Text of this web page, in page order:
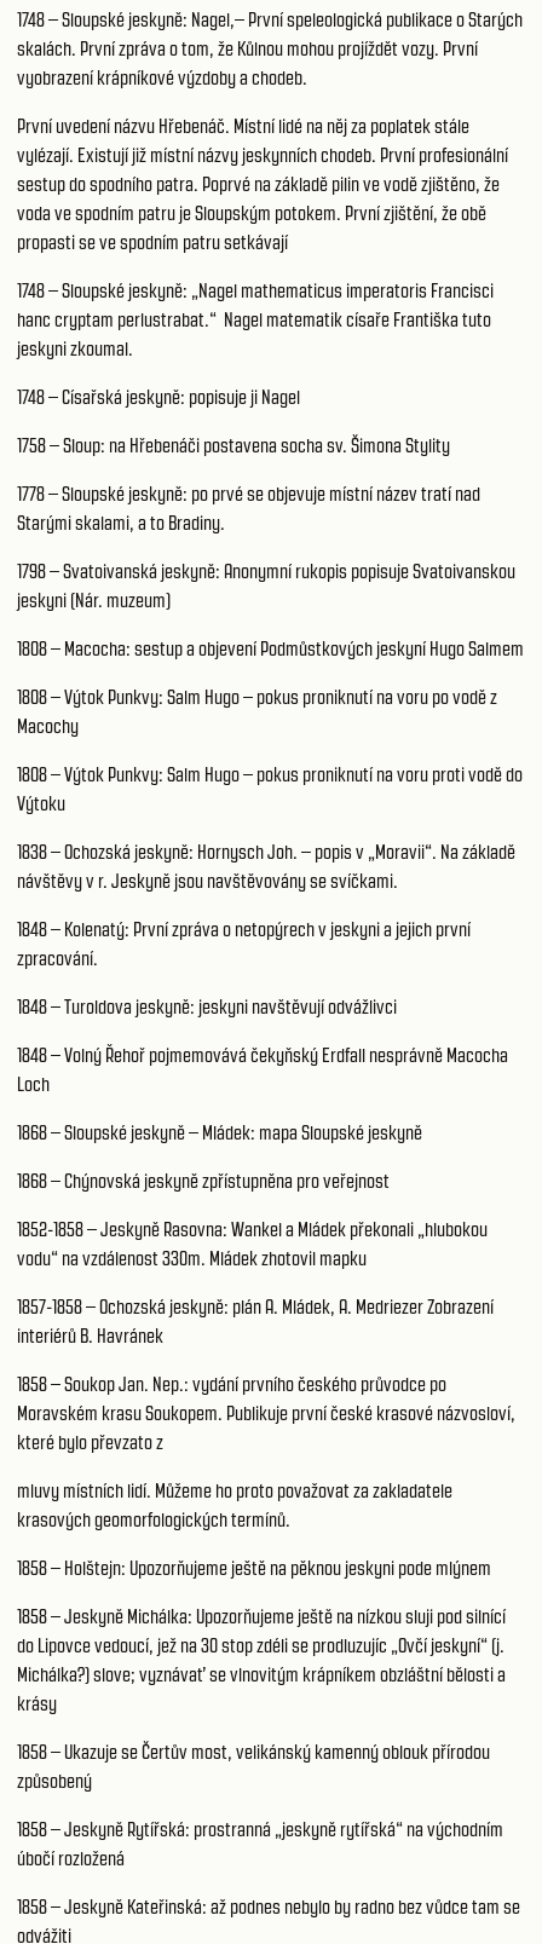
1748 – Sloupské jeskyně: Nagel,– První speleologická publikace o Starých
skalách. První zpráva o tom, že Kůlnou mohou projíždět vozy. První
vyobrazení krápníkové výzdoby a chodeb.
První uvedení názvu Hřebenáč. Místní lidé na něj za poplatek stále
vylézají. Existují již místní názvy jeskynních chodeb. První profesionální
sestup do spodního patra. Poprvé na základě pilin ve vodě zjištěno, že
voda ve spodním patru je Sloupským potokem. První zjištění, že obě
propasti se ve spodním patru setkávají
1748 – Sloupské jeskyně: „Nagel mathematicus imperatoris Francisci
hanc cryptam perlustrabat.“ Nagel matematik císaře Františka tuto
jeskyni zkoumal.
1748 – Císařská jeskyně: popisuje ji Nagel
1758 – Sloup: na Hřebenáči postavena socha sv. Šimona Stylity
1778 – Sloupské jeskyně: po prvé se objevuje místní název tratí nad
Starými skalami, a to Bradiny.
1798 – Svatoivanská jeskyně: Anonymní rukopis popisuje Svatoivanskou
jeskyni (Nár. muzeum)
1808 – Macocha: sestup a objevení Podmůstkových jeskyní Hugo Salmem
1808 – Výtok Punkvy: Salm Hugo – pokus proniknutí na voru po vodě z
Macochy
1808 – Výtok Punkvy: Salm Hugo – pokus proniknutí na voru proti vodě do
Výtoku
1838 – Ochozská jeskyně: Hornysch Joh. – popis v „Moravii“. Na základě
návštěvy v r. Jeskyně jsou navštěvovány se svíčkami.
1848 – Kolenatý: První zpráva o netopýrech v jeskyni a jejich první
zpracování.
1848 – Turoldova jeskyně: jeskyni navštěvují odvážlivci
1848 – Volný Řehoř pojmemovává čekyňský Erdfall nesprávně Macocha
Loch
1868 – Sloupské jeskyně – Mládek: mapa Sloupské jeskyně
1868 – Chýnovská jeskyně zpřístupněna pro veřejnost
1852-1858 – Jeskyně Rasovna: Wankel a Mládek překonali „hlubokou
vodu“ na vzdálenost 330m. Mládek zhotovil mapku
1857-1858 – Ochozská jeskyně: plán A. Mládek, A. Medriezer Zobrazení
interiérů B. Havránek
1858 – Soukop Jan. Nep.: vydání prvního českého průvodce po
Moravském krasu Soukopem. Publikuje první české krasové názvosloví,
které bylo převzato z
mluvy místních lidí. Můžeme ho proto považovat za zakladatele
krasových geomorfologických termínů.
1858 – Holštejn: Upozorňujeme ještě na pěknou jeskyni pode mlýnem
1858 – Jeskyně Michálka: Upozorňujeme ještě na nízkou sluji pod silnící
do Lipovce vedoucí, jež na 30 stop zdéli se prodluzujíc „Ovčí jeskyní“ (j.
Michálka?) slove; vyznávať se vlnovitým krápníkem obzláštní bělosti a
krásy
1858 – Ukazuje se Čertův most, velikánský kamenný oblouk přírodou
způsobený
1858 – Jeskyně Rytířská: prostranná „jeskyně rytířská“ na východním
úbočí rozložená
1858 – Jeskyně Kateřinská: až podnes nebylo by radno bez vůdce tam se
odvážiti